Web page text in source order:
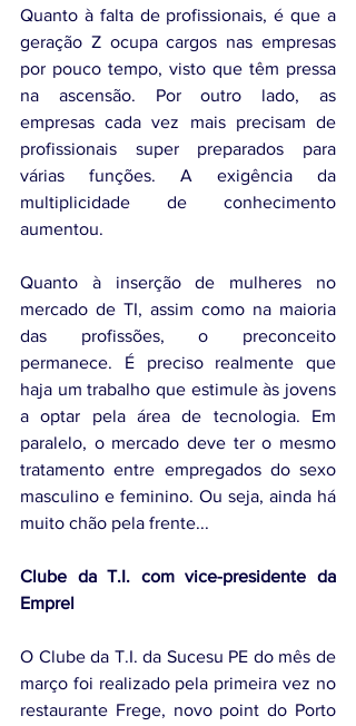
Quanto à falta de profissionais, é que a
geração Z ocupa cargos nas empresas
por pouco tempo, visto que têm pressa
na ascensão. Por outro lado, as
empresas cada vez mais precisam de
profissionais super preparados para
várias funções. A exigência da
multiplicidade de conhecimento
aumentou.
Quanto à inserção de mulheres no
mercado de TI, assim como na maioria
das profissões, o preconceito
permanece. É preciso realmente que
haja um trabalho que estimule às jovens
a optar pela área de tecnologia. Em
paralelo, o mercado deve ter o mesmo
tratamento entre empregados do sexo
masculino e feminino. Ou seja, ainda há
muito chão pela frente...
Clube da T.I. com vice-presidente da
Emprel
O Clube da T.I. da Sucesu PE do mês de
março foi realizado pela primeira vez no
restaurante Frege, novo point do Porto